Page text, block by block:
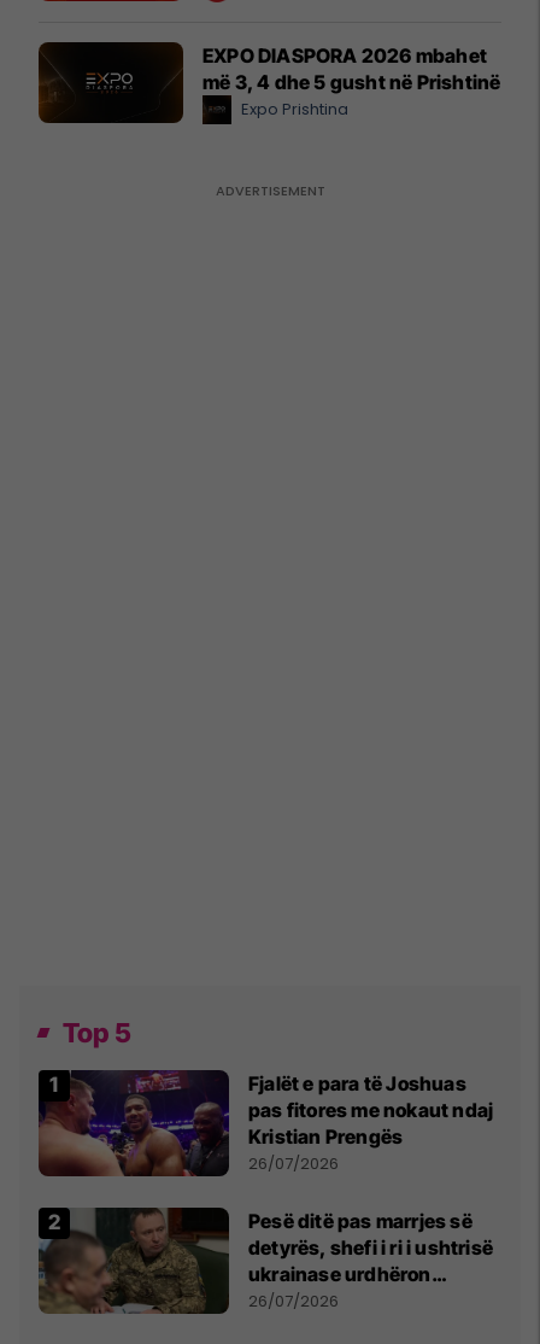
EXPO DIASPORA 2026 mbahet
më 3, 4 dhe 5 gusht në Prishtinë
Expo Prishtina
Top 5
Fjalët e para të Joshuas
pas fitores me nokaut ndaj
Kristian Prengës
26/07/2026
Pesë ditë pas marrjes së
detyrës, shefi i ri i ushtrisë
ukrainase urdhëron
kontroll të madh
26/07/2026